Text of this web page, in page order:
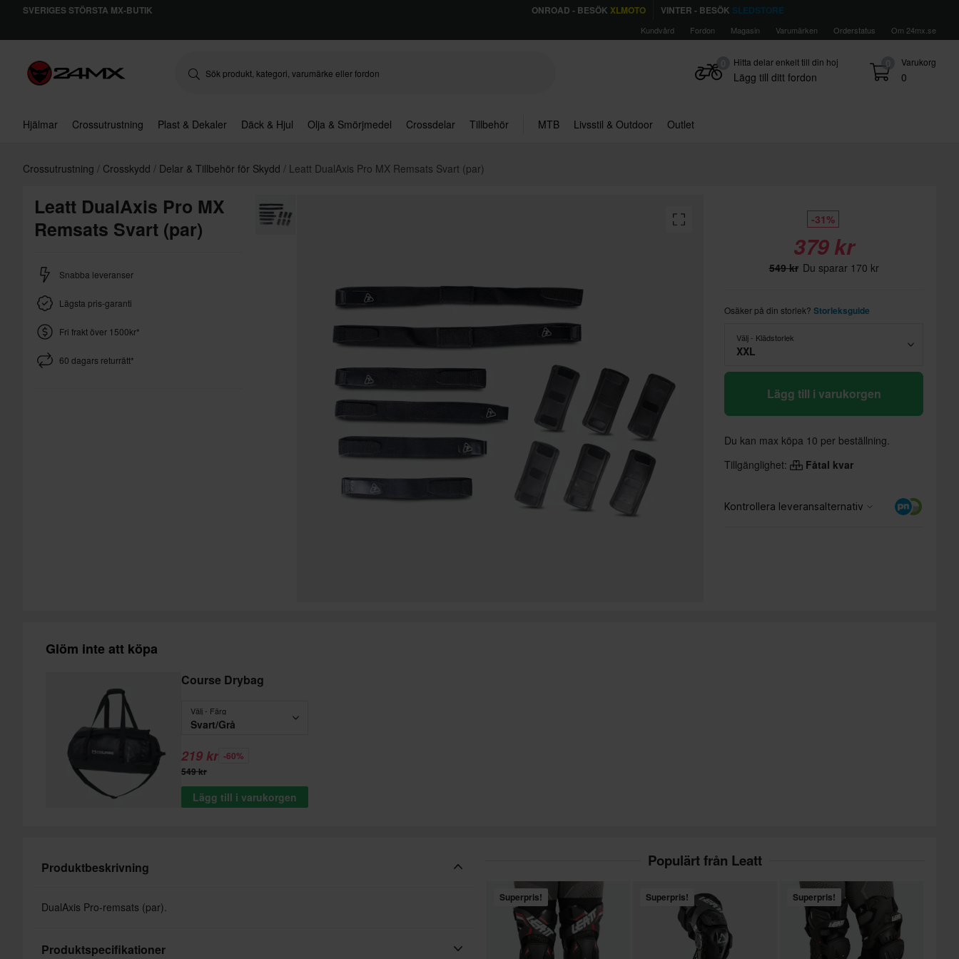
SVERIGES STÖRSTA MX-BUTIK ONROAD - BESÖK XLMOTO VINTER - BESÖK SLEDSTORE
Kundvård Fordon Magasin Varumärken Orderstatus Om 24mx.se
0 Varukorg
0
Hitta delar enkelt till din hoj
Lägg till ditt fordon
Hjälmar Crossutrustning Plast & Dekaler Däck & Hjul Olja & Smörjmedel Crossdelar Tillbehör MTB Livsstil & Outdoor Outlet
Crossutrustning Crosskydd Delar & Tillbehör för Skydd Leatt DualAxis Pro MX Remsats Svart (par)
Leatt DualAxis Pro MX
Remsats Svart (par)
Snabba leveranser
Lägsta pris-garanti
Fri frakt över 1500kr*
60 dagars returrätt*
-31%
379 kr
549 kr Du sparar 170 kr
Osäker på din storlek? Storleksguide
Välj - Klädstorlek
XXL
Lägg till i varukorgen
Du kan max köpa 10 per beställning.
Tillgänglighet:
Fåtal kvar
Glöm inte att köpa
Course Drybag
Välj - Färg
Svart/Grå
219 kr -60%
549 kr
Lägg till i varukorgen
Produktbeskrivning
DualAxis Pro-remsats (par).
Produktspecifikationer
Populärt från Leatt
Superpris! Superpris! Superpris!